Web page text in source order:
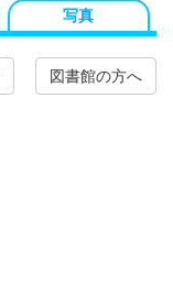
写真
図書館の方へ